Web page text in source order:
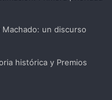
Machado: un discurso
histórica y Premios